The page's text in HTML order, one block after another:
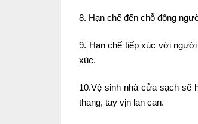
8. Hạn chế đến chỗ đông
9. Hạn chế tiếp xúc với
xúc.
10.Vệ sinh nhà cửa sạch sẽ
thang, tay vịn lan can.